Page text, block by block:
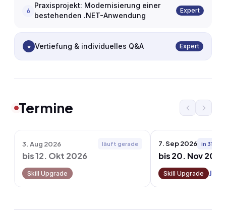
6
Praxisprojekt: Modernisierung einer
bestehenden .NET-Anwendung
Expert
★ Vertiefung & individuelles Q&A Expert
Termine
3. Aug 2026 läuft gerade
bis 12. Okt 2026
Skill Upgrade
7. Sep 2026 in 31
bis 20. Nov 2026
Skill Upgrade